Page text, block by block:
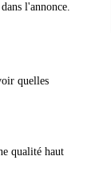
l'annonce.
quelles
qualité haut